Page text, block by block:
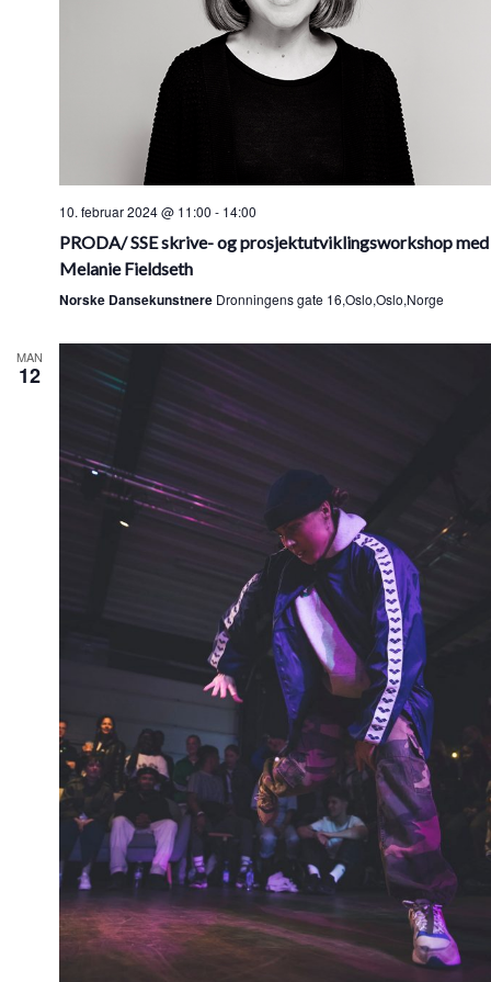
10. februar 2024 @ 11:00 - 14:00
PRODA/ SSE skrive- og prosjektutviklingsworkshop med
Melanie Fieldseth
Norske Dansekunstnere Dronningens gate 16,Oslo,Oslo,Norge
MAN
12